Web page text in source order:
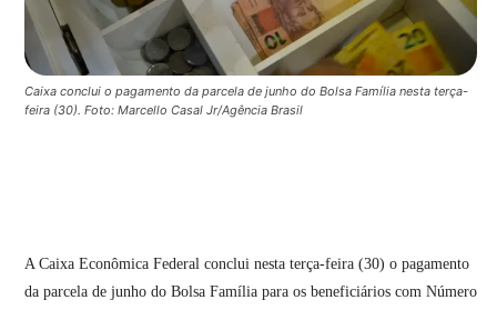
Caixa conclui o pagamento da parcela de junho do Bolsa Família nesta terça-
feira (30). Foto: Marcello Casal Jr/Agência Brasil
A Caixa Econômica Federal conclui nesta terça-feira (30) o pagamento
da parcela de junho do Bolsa Família para os beneficiários com Número